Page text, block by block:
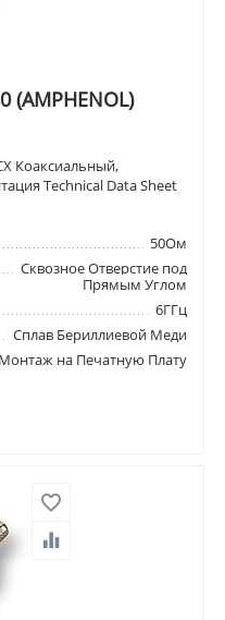
(AMPHENOL)
Коаксиальный,
Technical Data Sheet
50Ом
Сквозное Отверстие под
Прямым Углом
6ГГц
Сплав Бериллиевой Меди
Монтаж на Печатную Плату